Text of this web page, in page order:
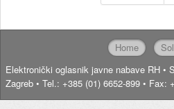
Home
Elektronički oglasnik javne nabave RH •
Zagreb • Tel.: +385 (01) 6652-899 • Fax: